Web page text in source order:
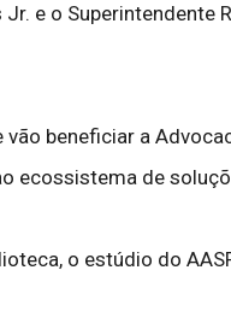
Jr. e o Superintendente
beneficiar a
ecossistema de
o estúdio do